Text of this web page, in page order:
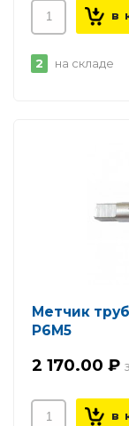
2 на складе
Метчик
Р6М5
2 170.00 ₽